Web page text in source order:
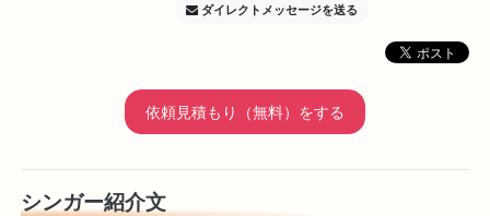
ダイレクトメッセージを送る
依頼見積もり（無料）をする
シンガー紹介文